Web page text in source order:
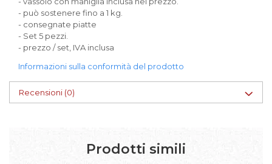
- può sostenere fino a 1 kg.
- consegnate piatte
- Set 5 pezzi.
- prezzo / set, IVA inclusa
Informazioni sulla conformità del prodotto
Recensioni (0)
Prodotti simili